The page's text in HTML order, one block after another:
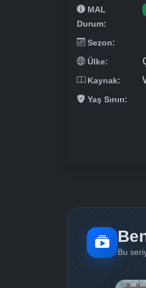
MAL
Durum:
Sezon:
Ülke:
Kaynak:
Yaş Sınırı:
Bu